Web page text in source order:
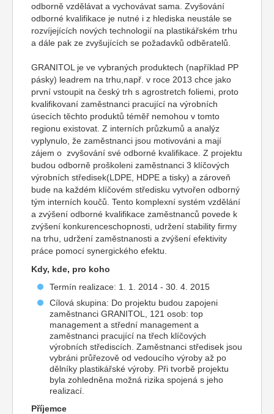
odborně vzdělávat a vychovávat sama. Zvyšování
odborné kvalifikace je nutné i z hlediska neustále se
rozvíjejících nových technologií na plastikářském trhu
a dále pak ze zvyšujících se požadavků odběratelů.
GRANITOL je ve vybraných produktech (například PP
pásky) leadrem na trhu,např. v roce 2013 chce jako
první vstoupit na český trh s agrostretch foliemi, proto
kvalifikovaní zaměstnanci pracující na výrobních
úsecích těchto produktů téměř nemohou v tomto
regionu existovat. Z interních průzkumů a analýz
vyplynulo, že zaměstnanci jsou motivováni a mají
zájem o zvyšování své odborné kvalifikace. Z projektu
budou odborně proškoleni zaměstnanci 3 klíčových
výrobních středisek(LDPE, HDPE a tisky) a zároveň
bude na každém klíčovém středisku vytvořen odborný
tým interních koučů. Tento komplexní systém vzdělání
a zvýšení odborné kvalifikace zaměstnanců povede k
zvýšení konkurenceschopnosti, udržení stability firmy
na trhu, udržení zaměstnanosti a zvýšení efektivity
práce pomocí synergického efektu.
Kdy, kde, pro koho
Termín realizace: 1. 1. 2014 - 30. 4. 2015
Cílová skupina: Do projektu budou zapojeni
zaměstnanci GRANITOL, 121 osob: top
management a střední management a
zaměstnanci pracující na třech klíčových
výrobních střediscích. Zaměstnanci středisek jsou
vybráni průřezově od vedoucího výroby až po
dělníky plastikářské výroby. Při tvorbě projektu
byla zohledněna možná rizika spojená s jeho
realizací.
Příjemce